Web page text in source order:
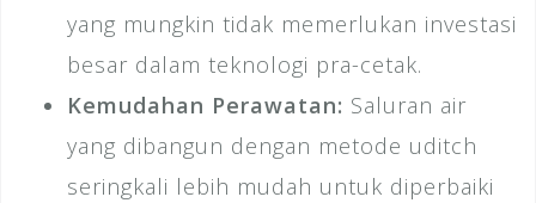
yang mungkin tidak memerlukan investasi
besar dalam teknologi pra-cetak.
Kemudahan Perawatan: Saluran air
yang dibangun dengan metode uditch
seringkali lebih mudah untuk diperbaiki